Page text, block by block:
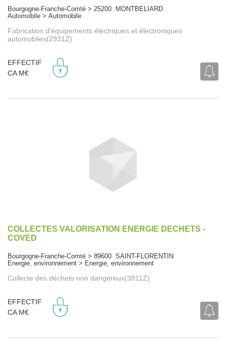
Bourgogne-Franche-Comté > 25200 MONTBELIARD
Automobile > Automobile
Fabrication d'équipements électriques et électroniques
automobiles(2931Z)
EFFECTIF
CA M€
COLLECTES VALORISATION ENERGIE DECHETS -
COVED
Bourgogne-Franche-Comté > 89600 SAINT-FLORENTIN
Energie, environnement > Energie, environnement
Collecte des déchets non dangereux(3811Z)
EFFECTIF
CA M€